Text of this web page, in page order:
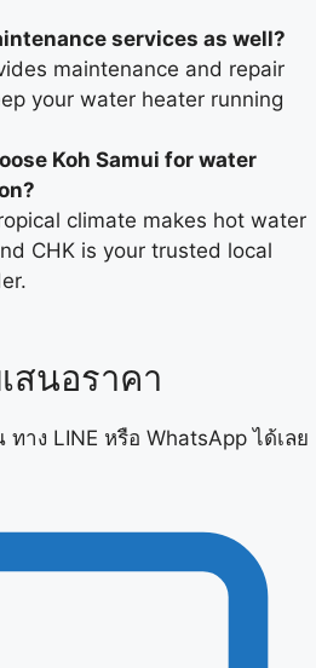
services as well?
maintenance and repair
your water heater running
Koh Samui for water
climate makes hot water
CHK is your trusted local
สนอราคา
ทาง LINE หรือ WhatsApp ได้เลย